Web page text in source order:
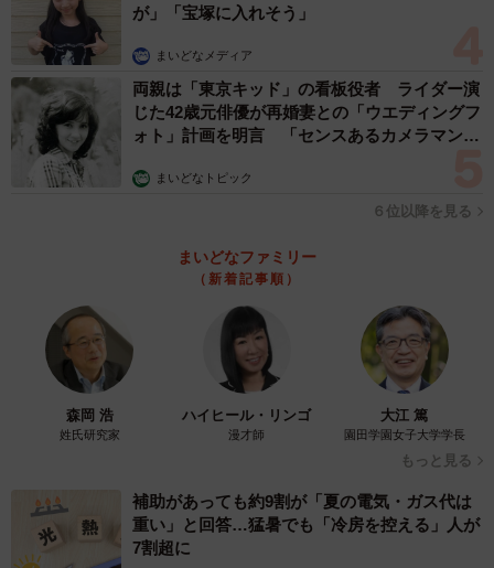
が」「宝塚に入れそう」
まいどなメディア
両親は「東京キッド」の看板役者 ライダー演
じた42歳元俳優が再婚妻との「ウエディングフ
ォト」計画を明言 「センスあるカメラマン求
まいどなトピック
６位以降を見る
まいどなファミリー
（新着記事順）
森岡 浩
姓氏研究家
ハイヒール・リンゴ
漫才師
大江 篤
園田学園女子大学学長
もっと見る
補助があっても約9割が「夏の電気・ガス代は
重い」と回答…猛暑でも「冷房を控える」人が
7割超に